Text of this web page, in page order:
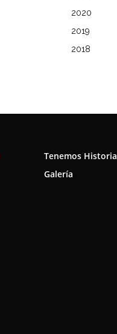
2020
2019
2018
Tenemos Historia
Galería